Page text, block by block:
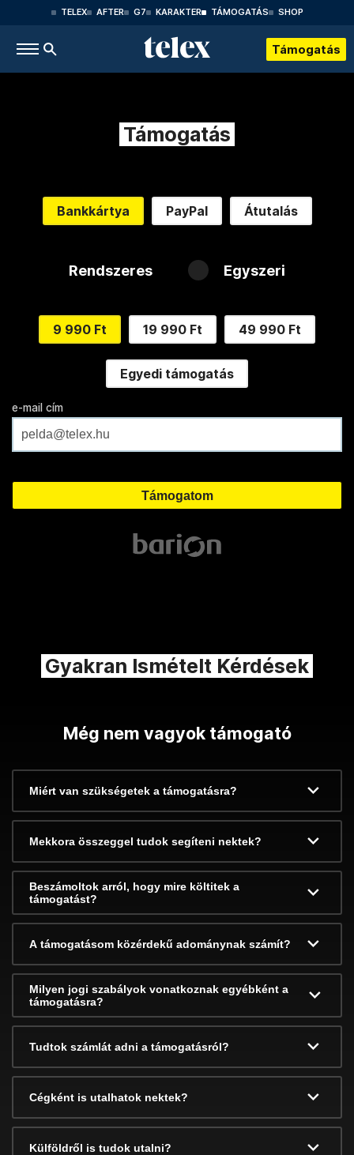
TELEX AFTER G7 KARAKTER TÁMOGATÁS SHOP
Támogatás
Támogatás
Bankkártya PayPal Átutalás
Rendszeres Egyszeri
9 990 Ft 19 990 Ft 49 990 Ft
Egyedi támogatás
e-mail cím
Gyakran Ismételt Kérdések
Még nem vagyok támogató
Miért van szükségetek a támogatásra?
Mekkora összeggel tudok segíteni nektek?
Beszámoltok arról, hogy mire költitek a
támogatást?
A támogatásom közérdekű adománynak számít?
Milyen jogi szabályok vonatkoznak egyébként a
támogatásra?
Tudtok számlát adni a támogatásról?
Cégként is utalhatok nektek?
Külföldről is tudok utalni?